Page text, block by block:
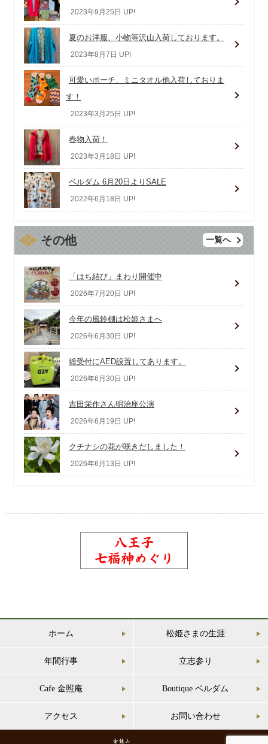
2023年9月25日 UP!
夏のお洋服、小物等沢山入荷しております。
2023年8月7日 UP!
可愛いポーチ、ミニタオル他入荷しておりま
す！
2023年3月25日 UP!
春物入荷！
2023年3月18日 UP!
ベルダム 6月20日よりSALE
2022年6月18日 UP!
その他 一覧へ
「はち結び」まわり開催中
2026年7月20日 UP!
今年の風鈴棚は松姫さまへ
2026年6月30日 UP!
総受付にAED設置してあります。
2026年6月30日 UP!
吉田栄作さん明治座公演
2026年6月19日 UP!
クチナシの花が咲きだしました！
2026年6月13日 UP!
ホーム 松姫さまの生涯
年間行事 立志参り
Cafe 金照庵 Boutique ベルダム
アクセス お問い合わせ